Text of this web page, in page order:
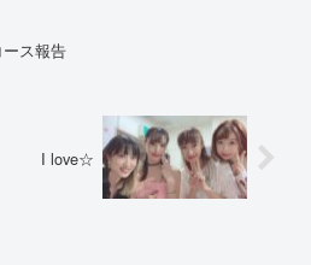
ース報告
I love☆